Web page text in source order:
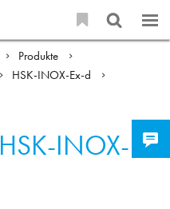
Produkte
HSK-INOX-Ex-d
HSK-INOX-